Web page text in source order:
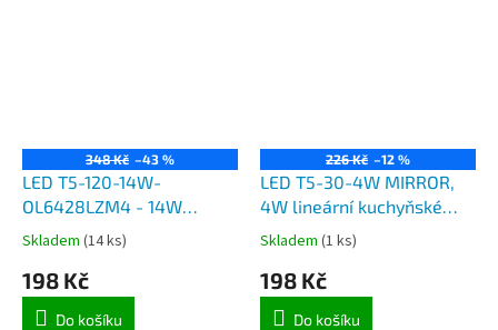
348 Kč –43 %
LED T5-120-14W-
OL6428LZM4 - 14W
lineární, kuchyňské LED
svítidlo dlouhé 120cm
Skladem (14 ks)
198 Kč
Do košíku
226 Kč –12 %
LED T5-30-4W MIRROR,
4W lineární kuchyňské
svítidlo dlouhé 30cm,
360lm, 6500K, kabel do
zásuvky 230V
Skladem (1 ks)
198 Kč
Do košíku